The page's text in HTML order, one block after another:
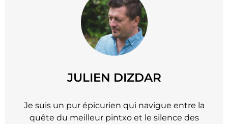
JULIEN DIZDAR
Je suis un pur épicurien qui navigue entre la
quête du meilleur pintxo et le silence des